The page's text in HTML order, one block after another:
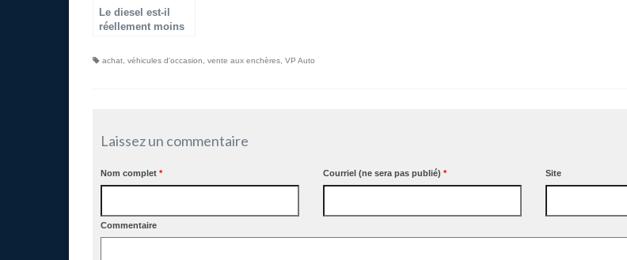
Le diesel est-il
réellement moins
achat, véhicules d'occasion, vente aux enchères, VP Auto
Laissez un commentaire
Nom complet * Courriel (ne sera pas publié) * Site
Commentaire